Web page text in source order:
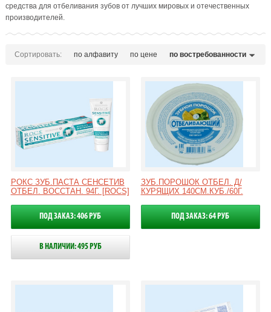
средства для отбеливания зубов от лучших мировых и отечественных
производителей.
Сортировать: по алфавиту по цене по востребованности
РОКС ЗУБ.ПАСТА СЕНСЕТИВ
ОТБЕЛ. ВОССТАН. 94Г. [ROCS]
ПОД ЗАКАЗ: 406 РУБ
В НАЛИЧИИ: 495 РУБ
ЗУБ.ПОРОШОК ОТБЕЛ. Д/
КУРЯЩИХ 140СМ.КУБ./60Г.
ПОД ЗАКАЗ: 64 РУБ